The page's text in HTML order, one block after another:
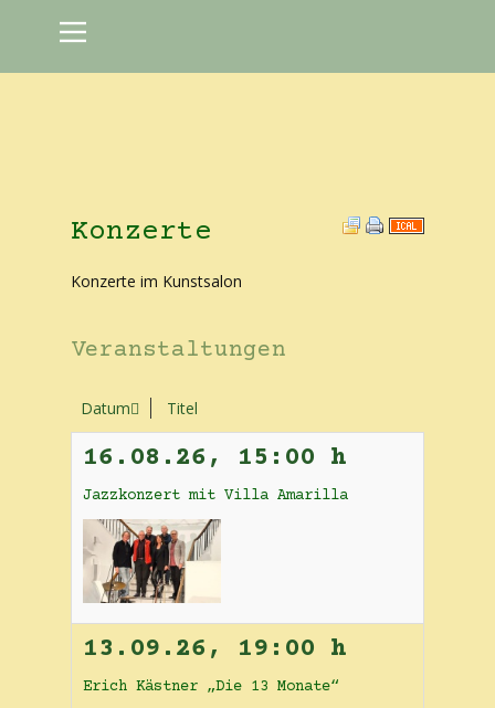
Konzerte
Konzerte im Kunstsalon
Veranstaltungen
Datum Titel
16.08.26 , 15:00 h
Jazzkonzert mit Villa Amarilla
13.09.26 , 19:00 h
Erich Kästner „Die 13 Monate“